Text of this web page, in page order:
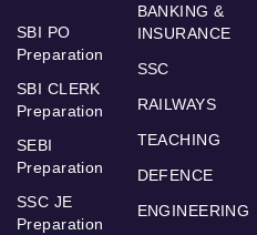
SBI PO
Preparation
SBI CLERK
Preparation
SEBI
Preparation
SSC JE
Preparation
BANKING &
INSURANCE
SSC
RAILWAYS
TEACHING
DEFENCE
ENGINEERING